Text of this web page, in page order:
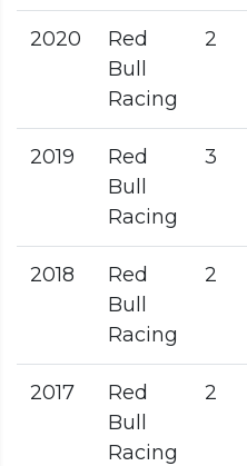
2020
Red
Bull
Racing
2
2019
Red
Bull
Racing
3
2018
Red
Bull
Racing
2
2017
Red
Bull
Racing
2